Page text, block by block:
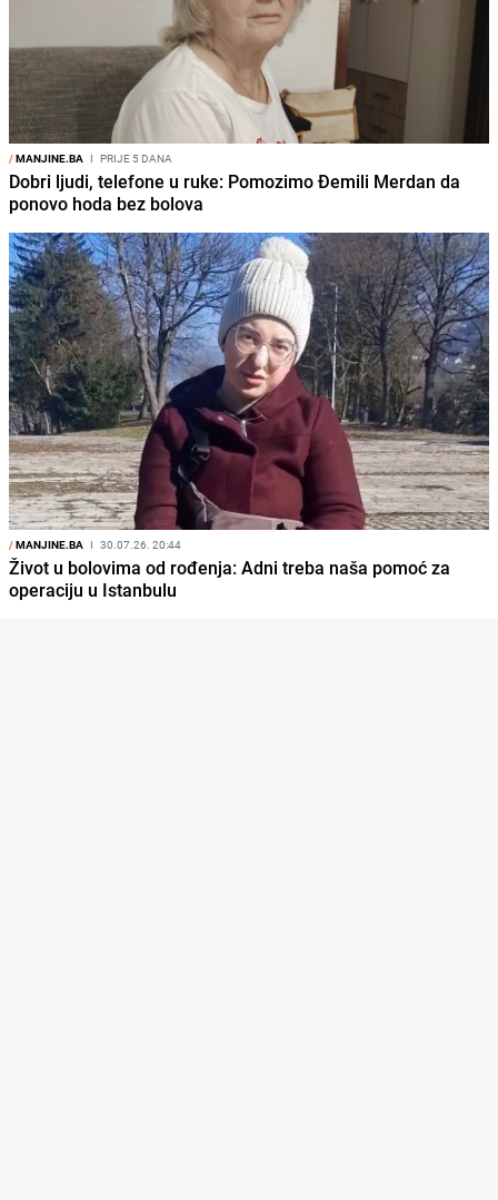
/MANJINE.BA I PRIJE 5 DANA
Dobri ljudi, telefone u ruke: Pomozimo Đemili Merdan da
ponovo hoda bez bolova
/MANJINE.BA I 30.07.26. 20:44
Život u bolovima od rođenja: Adni treba naša pomoć za
operaciju u Istanbulu